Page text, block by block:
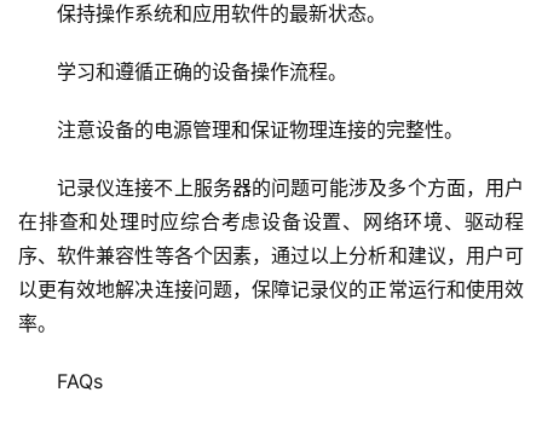
u
x
运
维
保持操作系统和应用软件的最新状态。
学习和遵循正确的设备操作流程。
注意设备的电源管理和保证物理连接的完整性。
记录仪连接不上服务器的问题可能涉及多个方面，用户
在排查和处理时应综合考虑设备设置、网络环境、驱动程
序、软件兼容性等各个因素，通过以上分析和建议，用户可
以更有效地解决连接问题，保障记录仪的正常运行和使用效
率。
FAQs